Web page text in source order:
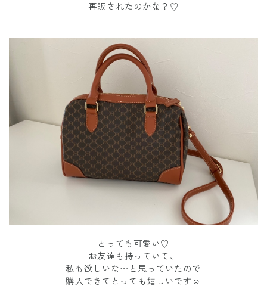
再販されたのかな？♡
とっても可愛い♡
お友達も持っていて、
私も欲しいな〜と思っていたので
購入できてとっても嬉しいです☺️